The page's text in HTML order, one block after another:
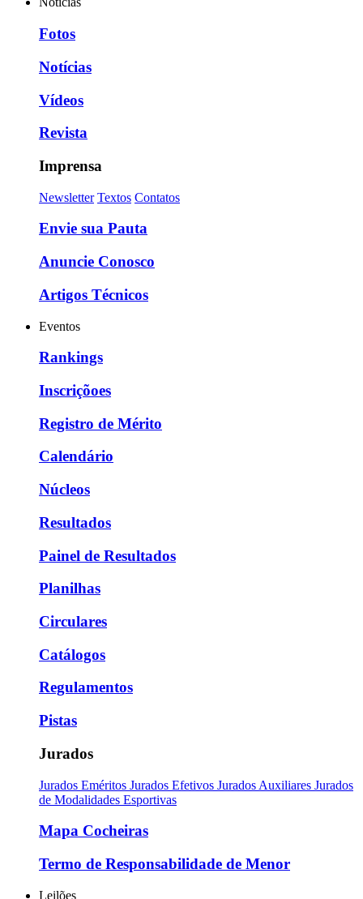
Fotos
Notícias
Vídeos
Revista
Imprensa
Newsletter Textos Contatos
Envie sua Pauta
Anuncie Conosco
Artigos Técnicos
Eventos
Rankings
Inscriçõoes
Registro de Mérito
Calendário
Núcleos
Resultados
Painel de Resultados
Planilhas
Circulares
Catálogos
Regulamentos
Pistas
Jurados
Jurados Eméritos Jurados Efetivos Jurados Auxiliares Jurados
de Modalidades Esportivas
Mapa Cocheiras
Termo de Responsabilidade de Menor
Leilões